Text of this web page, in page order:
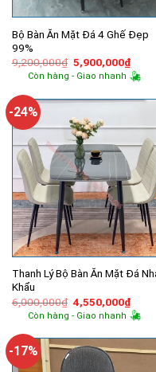
Bộ Bàn Ăn Mặt Đá 4 Ghế Đẹp
99%
9,200,000₫ Giá
gốc
là:
5,900,000₫Giá
hiện
tại
Còn hàng - Giao nhanh
-24%
Thanh Lý Bộ Bàn Ăn Mặt Đá
Khẩu
6,000,000₫ Giá
gốc
là:
4,550,000₫Giá
hiện
tại
Còn hàng - Giao nhanh
-17%